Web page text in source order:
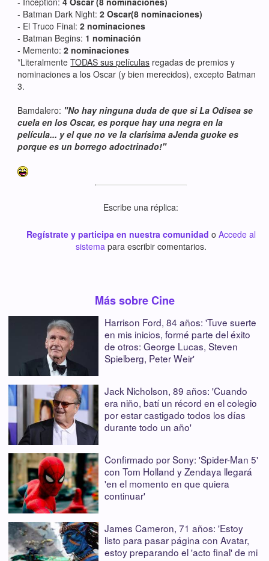
- Batman Dark Night:2 Oscar(8 nominaciones)
- El Truco Final:2 nominaciones
- Batman Begins: 1 nominación
- Memento:2 nominaciones
*LiteralmenteTODAS sus películas regadas de premios y
nominaciones a los Oscar (y bien merecidos), excepto Batman
3.
Bamdalero: "No hay ninguna duda de que si La Odisea se
cuela en los Oscar, es porque hay una negra en la
película... y el que no ve la clarísima aJenda guoke es
porque es un borrego adoctrinado!"
Escribe una réplica:
Regístrate y participa en nuestra comunidad o Accede al
sistemapara escribir comentarios.
Más sobre Cine
Harrison Ford, 84 años: 'Tuve suerte
en mis inicios, formé parte del éxito
de otros: George Lucas, Steven
Spielberg, Peter Weir'
Jack Nicholson, 89 años: 'Cuando
era niño, batí un récord en el colegio
por estar castigado todos los días
durante todo un año'
Confirmado por Sony: 'Spider-Man 5'
con Tom Holland y Zendaya llegará
'en el momento en que quiera
continuar'
James Cameron, 71 años: 'Estoy
listo para pasar página con Avatar,
estoy preparando el 'acto final' de mi